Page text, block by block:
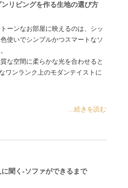
ンリビングを作る生地の選び方
ーンなお部屋に映えるのは、シッ
使いでシンプルかつスマートなソ
な空間に柔らかな光を合わせると
ワンランク上のモダンテイストに
...続きを読む
に聞く-ソファができるまで